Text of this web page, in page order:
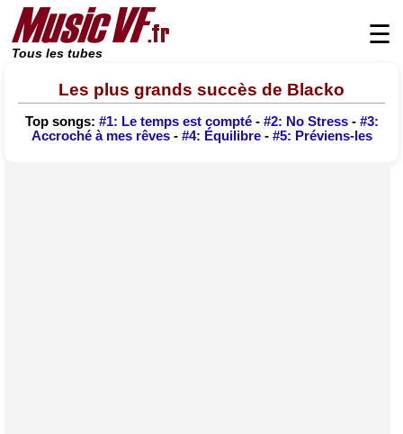
Tous les tubes
☰
Les plus grands succès de Blacko
Top songs: #1: Le temps est compté- #2: No Stress- #3:
Accroché à mes rêves- #4: Équilibre- #5: Préviens-les